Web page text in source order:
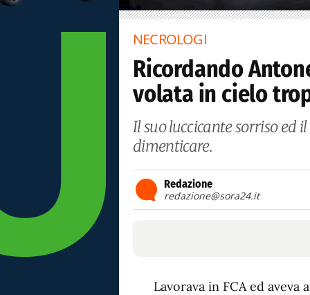
NECROLOGI
Ricordando
volata in cielo
Il suo luccicante sorriso ed
dimenticare.
Redazione
redazione@sora24.it
Lavorava in FCA ed aveva